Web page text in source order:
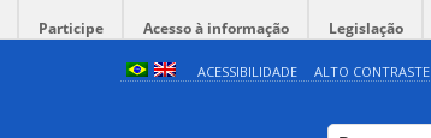
Participe Acesso à informação Legislação
ACESSIBILIDADE ALTO CONTRASTE